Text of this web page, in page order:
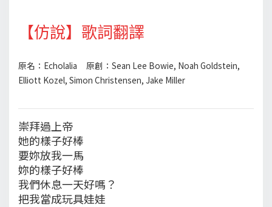
【仿說】歌詞翻譯
原名：Echolalia 原創：Sean Lee Bowie, Noah Goldstein,
Elliott Kozel, Simon Christensen, Jake Miller
崇拜過上帝
她的樣子好棒
要妳放我一馬
妳的樣子好棒
我們休息一天好嗎？
把我當成玩具娃娃